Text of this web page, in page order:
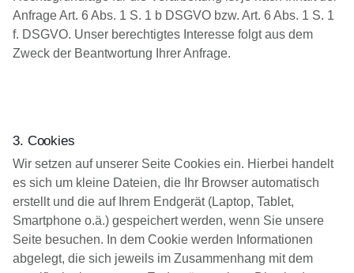
Anfrage Art. 6 Abs. 1 S. 1 b DSGVO bzw. Art. 6 Abs. 1 S. 1
f. DSGVO. Unser berechtigtes Interesse folgt aus dem
Zweck der Beantwortung Ihrer Anfrage.
3. Cookies
Wir setzen auf unserer Seite Cookies ein. Hierbei handelt
es sich um kleine Dateien, die Ihr Browser automatisch
erstellt und die auf Ihrem Endgerät (Laptop, Tablet,
Smartphone o.ä.) gespeichert werden, wenn Sie unsere
Seite besuchen. In dem Cookie werden Informationen
abgelegt, die sich jeweils im Zusammenhang mit dem